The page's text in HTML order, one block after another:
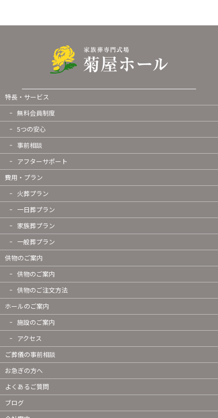
特長・サービス
無料会員制度
5つの安心
事前相談
アフターサポート
費用・プラン
火葬プラン
一日葬プラン
家族葬プラン
一般葬プラン
供物のご案内
供物のご案内
供物のご注文方法
ホールのご案内
施設のご案内
アクセス
ご葬儀の事前相談
お急ぎの方へ
よくあるご質問
ブログ